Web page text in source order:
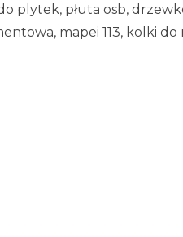
plytek, płuta osb,
mapei 113, kolki do